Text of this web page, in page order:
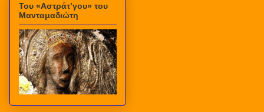
Του «Αστράτ’γου» του
Μανταμαδιώτη